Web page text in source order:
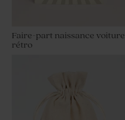
Faire-part naissance voiture
rétro